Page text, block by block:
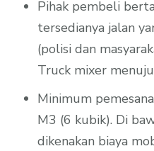
Pihak pembeli
tersedianya jalan
(polisi dan
Truck mixer
Minimum
M3 (6 kubik). Di
dikenakan biaya